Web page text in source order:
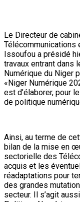
Le Directeur de
Télécommunications
Issoufou a présidé
travaux entrant dans
Numérique du Niger
«Niger Numérique
est d’élaborer, pour
de politique
Ainsi, au terme de
bilan de la mise en
sectorielle des
acquis et les
réadaptations pour
des grandes
secteur. Il s’agit